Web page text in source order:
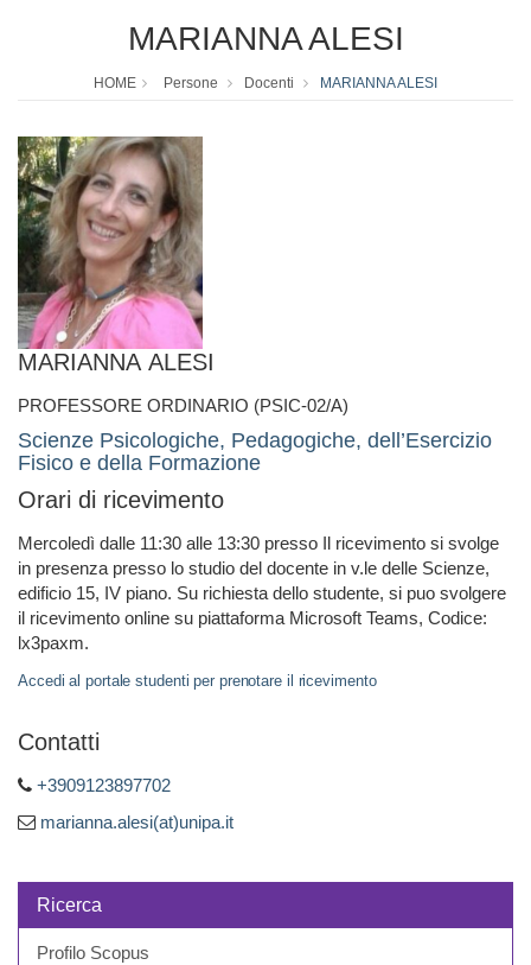
MARIANNA ALESI
HOME Persone Docenti MARIANNA ALESI
MARIANNA ALESI
PROFESSORE ORDINARIO (PSIC-02/A)
Scienze Psicologiche, Pedagogiche, dell’Esercizio
Fisico e della Formazione
Orari di ricevimento
Mercoledì dalle 11:30 alle 13:30 presso Il ricevimento si svolge
in presenza presso lo studio del docente in v.le delle Scienze,
edificio 15, IV piano. Su richiesta dello studente, si puo svolgere
il ricevimento online su piattaforma Microsoft Teams, Codice:
lx3paxm.
Accedi al portale studenti per prenotare il ricevimento
Contatti
+3909123897702
marianna.alesi(at)unipa.it
Ricerca
Profilo Scopus